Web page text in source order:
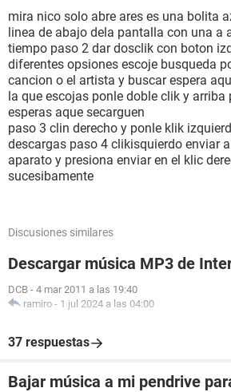
mira nico solo abre ares es una bolita
linea de abajo dela pantalla con una a
tiempo paso 2 dar dosclik con boton
diferentes opsiones escoje busqueda
cancion o el artista y buscar espera
la que escojas ponle doble clik y arriba
esperas aque secarguen
paso 3 clin derecho y ponle klik
descargas paso 4 clikisquierdo enviar
aparato y presiona enviar en el klic
sucesibamente
Discusiones similares
Descargar música MP3 de
DCB - 4 mar 2011 a las 19:40
ramiro - 1 jul 2024 a las 04:00
37 respuestas
Bajar música a mi pendrive